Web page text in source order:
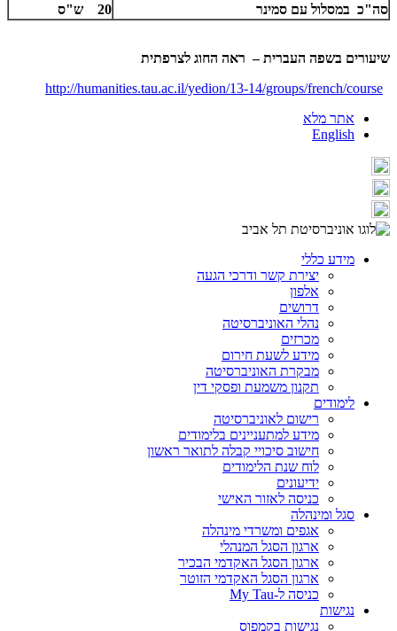
סה"כ במסלול עם סמינר
20 ש"ס
שיעורים בשפה העברית – ראה החוג לצרפתית
http://humanities.tau.ac.il/yedion/13-14/groups/french/course
אתר מלא
English
מידע כללי
יצירת קשר ודרכי הגעה
אלפון
דרושים
נהלי האוניברסיטה
מכרזים
מידע לשעת חירום
מבקרת האוניברסיטה
תקנון משמעת ופסקי דין
לימודים
רישום לאוניברסיטה
מידע למתעניינים בלימודים
חישוב סיכויי קבלה לתואר ראשון
לוח שנת הלימודים
ידיעונים
כניסה לאזור האישי
סגל ומינהלה
אגפים ומשרדי מינהלה
ארגון הסגל המנהלי
ארגון הסגל האקדמי הבכיר
ארגון הסגל האקדמי הזוטר
כניסה ל-My Tau
נגישות
נגישות בקמפוס